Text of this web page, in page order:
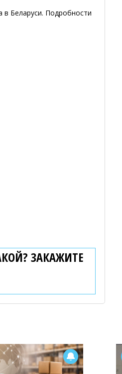
в Беларуси. Подробности
ЗАКАЖИТЕ